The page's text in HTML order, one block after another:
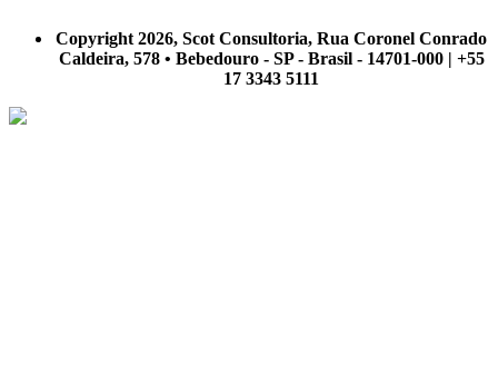
Copyright 2026, Scot Consultoria, Rua Coronel Conrado
Caldeira, 578 • Bebedouro - SP - Brasil - 14701-000 | +55
17 3343 5111